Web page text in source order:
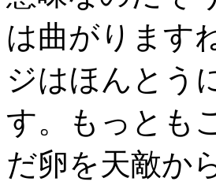
は曲がります
ジはほんとう
す。もっとも
だ卵を天敵か